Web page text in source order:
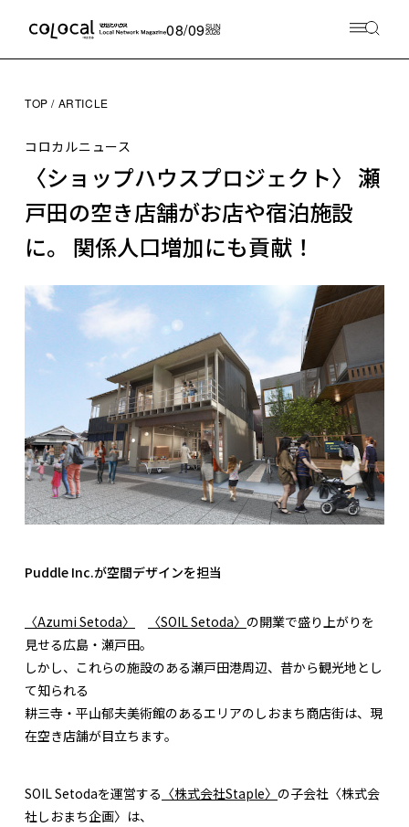
08/09SUN
2026
TOP ARTICLE
コロカルニュース
〈ショップハウスプロジェクト〉 瀬
戸田の空き店舗がお店や宿泊施設
に。 関係人口増加にも貢献！
Puddle Inc.が空間デザインを担当
〈Azumi Setoda〉 〈SOIL Setoda〉 の開業で盛り上がりを
見せる広島・瀬戸田。
しかし、これらの施設のある瀬戸田港周辺、昔から観光地とし
て知られる
耕三寺・平山郁夫美術館のあるエリアのしおまち商店街は、現
在空き店舗が目立ちます。
SOIL Setodaを運営する 〈株式会社Staple〉 の子会社〈株式会
社しおまち企画〉は、